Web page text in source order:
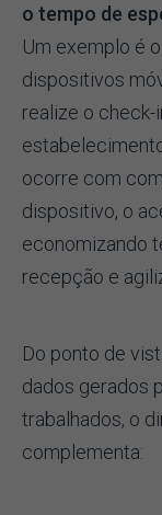
o tempo de
Um exemplo é
dispositivos
realize o check-
ocorre com
dispositivo, o
economizando
recepção e
Do ponto de
dados gerados
trabalhados, o
complementa: